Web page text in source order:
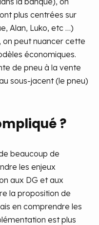
plus centrées sur
Alan, Luko, etc …)
on peut nuancer cette
économiques.
de pneu à la vente
sous-jacent (le pneu)
?
beaucoup de
les enjeux
aux DG et aux
la proposition de
en comprendre les
est plus